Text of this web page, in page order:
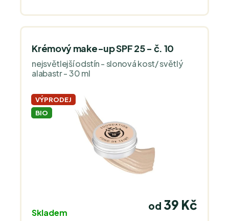
Krémový make-up SPF 25 - č. 10
nejsvětlejší odstín - slonová kost/ světlý
alabastr - 30 ml
VÝPRODEJ
BIO
Skladem
od 39 Kč